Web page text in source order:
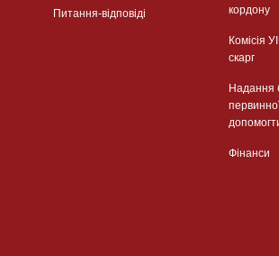
Питання-відповіді
кордону
Комісія
скарг
Надання
Фінанси